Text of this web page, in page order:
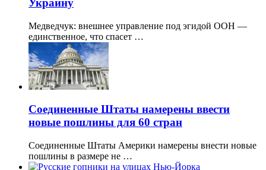
Украину
Медведчук: внешнее управление под эгидой ООН —
единственное, что спасет …
Соединенные Штаты намерены ввести
новые пошлины для 60 стран
Соединенные Штаты Америки намерены внести новые
пошлины в размере не …